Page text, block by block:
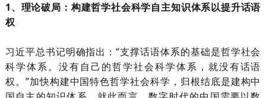
1、 理论破局：构建哲学社会科学自主知识体系以提升话语
权
习近平总书记明确指出：“支撑话语体系的基础是哲学社会
科学体系。没有自己的哲学社会科学体系，就没有话语
权。”加快构建中国特色哲学社会科学，归根结底是建构中